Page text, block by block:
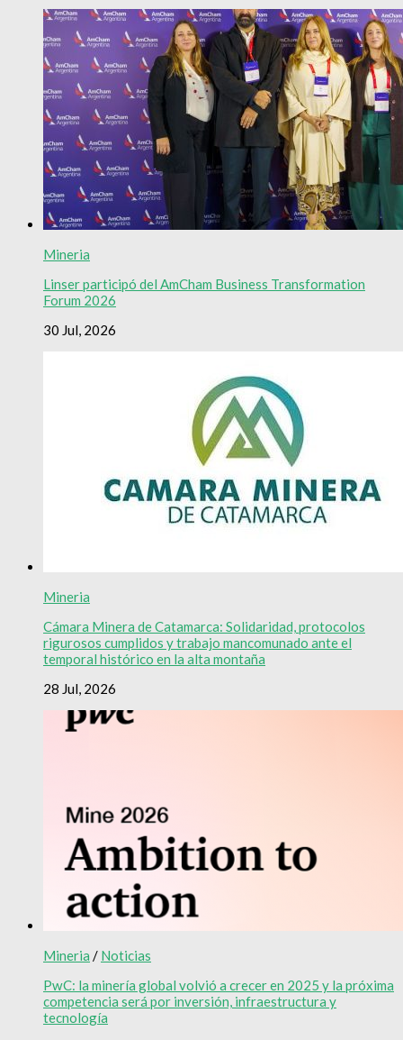
Mineria
Linser participó del AmCham Business Transformation
Forum 2026
30 Jul, 2026
Mineria
Cámara Minera de Catamarca: Solidaridad, protocolos
rigurosos cumplidos y trabajo mancomunado ante el
temporal histórico en la alta montaña
28 Jul, 2026
Mineria / Noticias
PwC: la minería global volvió a crecer en 2025 y la próxima
competencia será por inversión, infraestructura y
tecnología